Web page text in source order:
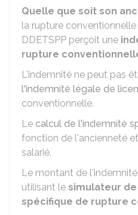
Quelle que soit son
la rupture
DDETSPP perçoit une
rupture
L'indemnité ne peut pas
l'indemnité légale de
conventionnelle.
Le calcul de l'indemnité
fonction de l'ancienneté
salarié.
Le montant de
utilisant le simulateur
spécifique de rupture